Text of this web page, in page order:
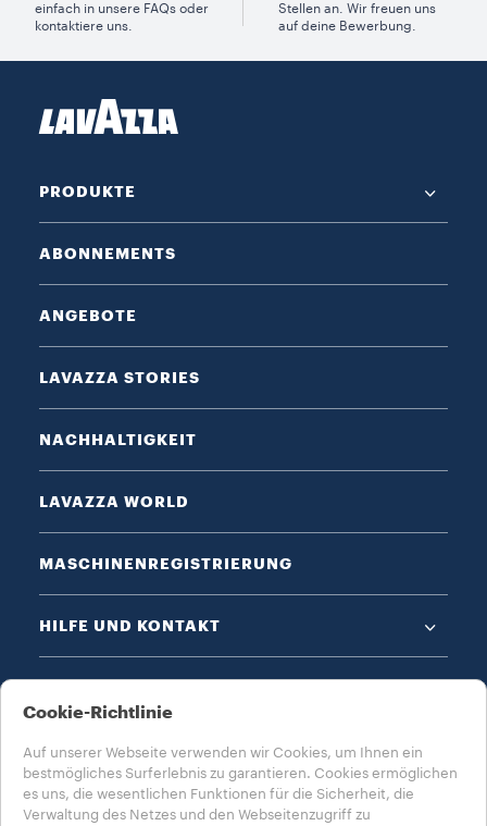
einfach in unsere FAQs oder
kontaktiere uns.
Stellen an. Wir freuen uns
auf deine Bewerbung.
PRODUKTE
ABONNEMENTS
ANGEBOTE
LAVAZZA STORIES
NACHHALTIGKEIT
LAVAZZA WORLD
MASCHINENREGISTRIERUNG
HILFE UND KONTAKT
Cookie-Richtlinie
Auf unserer Webseite verwenden wir Cookies, um Ihnen ein
bestmögliches Surferlebnis zu garantieren. Cookies ermöglichen
es uns, die wesentlichen Funktionen für die Sicherheit, die
Verwaltung des Netzes und den Webseitenzugriff zu